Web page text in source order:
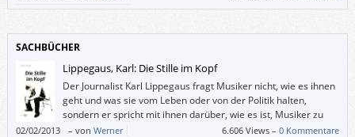
SACHBÜCHER
Lippegaus, Karl: Die Stille im Kopf
Der Journalist Karl Lippegaus fragt Musiker nicht, wie es ihnen
geht und was sie vom Leben oder von der Politik halten,
sondern er spricht mit ihnen darüber, wie es ist, Musiker zu
sein, und warum sie gerade jetzt gerade diese Musik machen.
02/02/2013 – von Werner 6.606 Views –0 Kommentare